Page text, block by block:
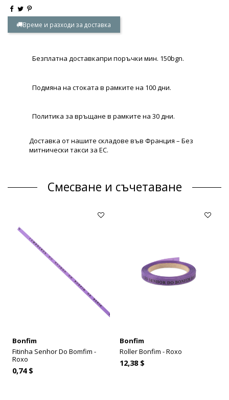
Време и разходи за доставка
Безплатна доставкапри поръчки мин. 150bgn.
Подмяна на стоката в рамките на 100 дни.
Политика за връщане в рамките на 30 дни.
Доставка от нашите складове във Франция – Без
митнически такси за ЕС.
Смесване и съчетаване
Bonfim
Fitinha Senhor Do Bomfim -
Roxo
0,74 $
Bonfim
Roller Bonfim - Roxo
12,38 $